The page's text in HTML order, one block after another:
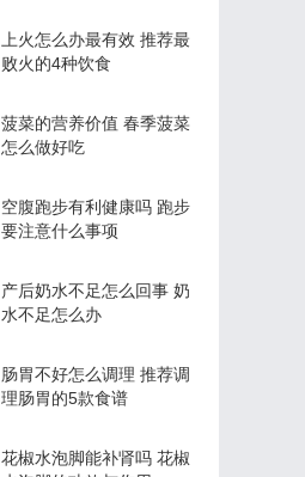
上火怎么办最有效 推荐最
败火的4种饮食
菠菜的营养价值 春季菠菜
怎么做好吃
空腹跑步有利健康吗 跑步
要注意什么事项
产后奶水不足怎么回事 奶
水不足怎么办
肠胃不好怎么调理 推荐调
理肠胃的5款食谱
花椒水泡脚能补肾吗 花椒